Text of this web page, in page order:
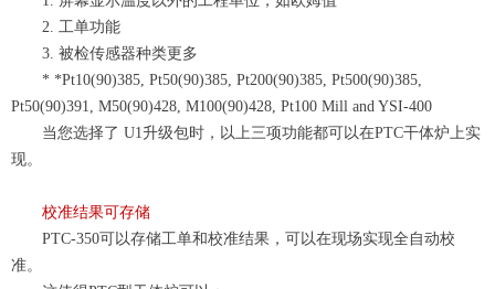
2. 工单功能
3. 被检传感器种类更多
* *Pt10(90)385, Pt50(90)385, Pt200(90)385, Pt500(90)385,
Pt50(90)391, M50(90)428, M100(90)428, Pt100 Mill and YSI-400
当您选择了 U1升级包时，以上三项功能都可以在PTC干体炉上实
现。
校准结果可存储
PTC-350可以存储工单和校准结果，可以在现场实现全自动校
准。